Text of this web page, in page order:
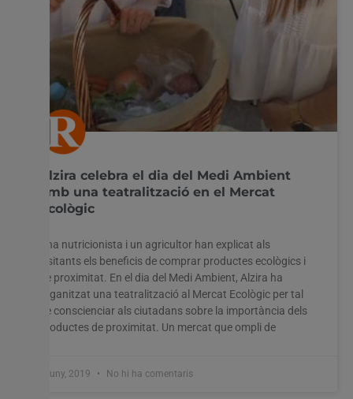
Alzira celebra el dia del Medi Ambient
amb una teatralització en el Mercat
Ecològic
Una nutricionista i un agricultor han explicat als
visitants els beneficis de comprar productes ecològics i
de proximitat. En el dia del Medi Ambient, Alzira ha
organitzat una teatralització al Mercat Ecològic per tal
de conscienciar als ciutadans sobre la importància dels
productes de proximitat. Un mercat que ompli de
5 juny, 2019 No hi ha comentaris